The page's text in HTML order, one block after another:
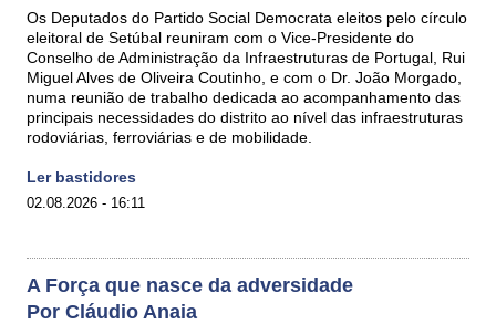
Os Deputados do Partido Social Democrata eleitos pelo círculo
eleitoral de Setúbal reuniram com o Vice‑Presidente do
Conselho de Administração da Infraestruturas de Portugal, Rui
Miguel Alves de Oliveira Coutinho, e com o Dr. João Morgado,
numa reunião de trabalho dedicada ao acompanhamento das
principais necessidades do distrito ao nível das infraestruturas
rodoviárias, ferroviárias e de mobilidade.
Ler bastidores
02.08.2026 - 16:11
A Força que nasce da adversidade
Por Cláudio Anaia